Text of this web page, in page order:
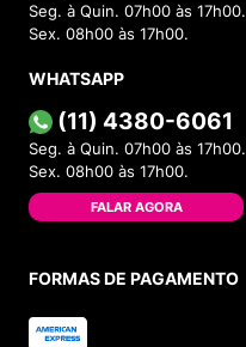
Seg. à Quin. 07h00 às 17h00.
Sex. 08h00 às 17h00.
WHATSAPP
(11) 4380-6061
Seg. à Quin. 07h00 às 17h00.
Sex. 08h00 às 17h00.
FALAR AGORA
FORMAS DE PAGAMENTO